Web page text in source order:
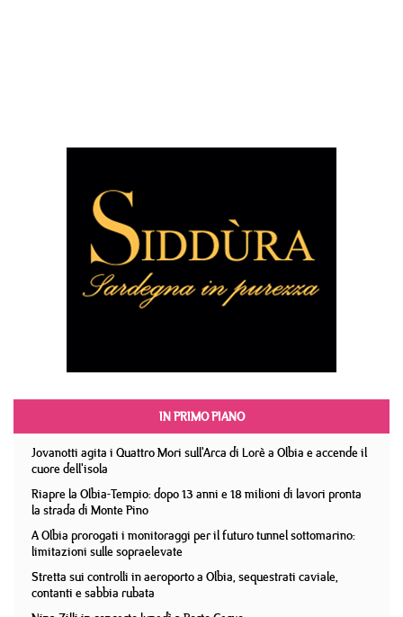
IN PRIMO PIANO
Jovanotti agita i Quattro Mori sull'Arca di Lorè a Olbia e accende il
cuore dell'isola
Riapre la Olbia-Tempio: dopo 13 anni e 18 milioni di lavori pronta
la strada di Monte Pino
A Olbia prorogati i monitoraggi per il futuro tunnel sottomarino:
limitazioni sulle sopraelevate
Stretta sui controlli in aeroporto a Olbia, sequestrati caviale,
contanti e sabbia rubata